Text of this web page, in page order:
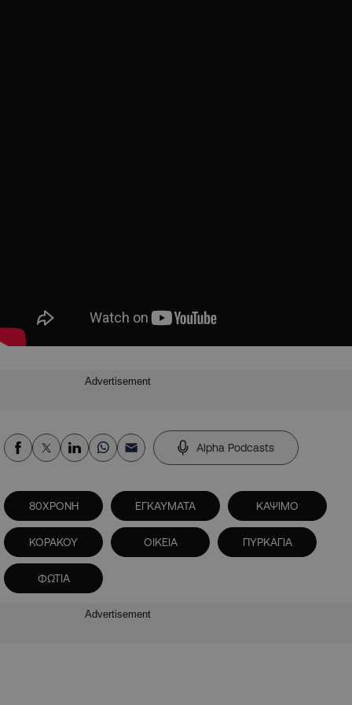
Advertisement
Alpha Podcasts
80ΧΡΟΝΗ ΕΓΚΑΥΜΑΤΑ ΚΑΨΙΜΟ
ΚΟΡΑΚΟΥ ΟΙΚΕΙΑ ΠΥΡΚΑΓΙΑ
ΦΩΤΙΑ
Advertisement